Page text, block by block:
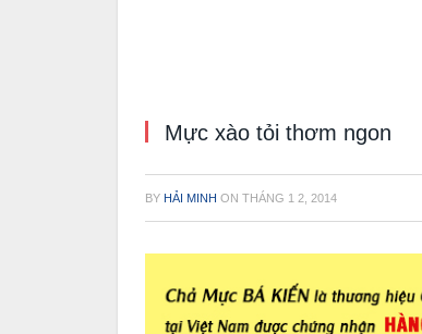
Mực xào tỏi thơm ngon
BY HẢI MINH ON THÁNG 1 2, 2014